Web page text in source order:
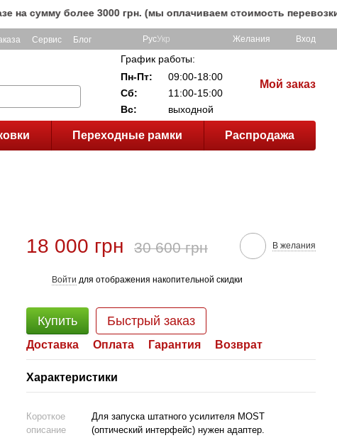
более 3000 грн. (мы оплачиваем стоимость перевозки
Сервис Блог РусУкр Желания Вход
График работы:
Пн-Пт:
09:00-18:00
Сб:
11:00-15:00
Вс:
выходной
Мой заказ
Переходные рамки Распродажа
18 000 грн 30 600 грн В желания
Войти для отображения накопительной скидки
Купить Быстрый заказ
Доставка Оплата Гарантия Возврат
Характеристики
Короткое
описание
Для запуска штатного усилителя MOST
(оптический интерфейс) нужен адаптер.